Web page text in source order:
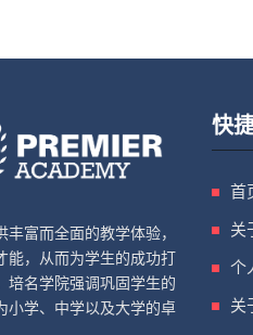
丰富而全面的教学体验，
能，从而为学生的成功打
培名学院强调巩固学生的
小学、中学以及大学的卓
快
首
关
个
关